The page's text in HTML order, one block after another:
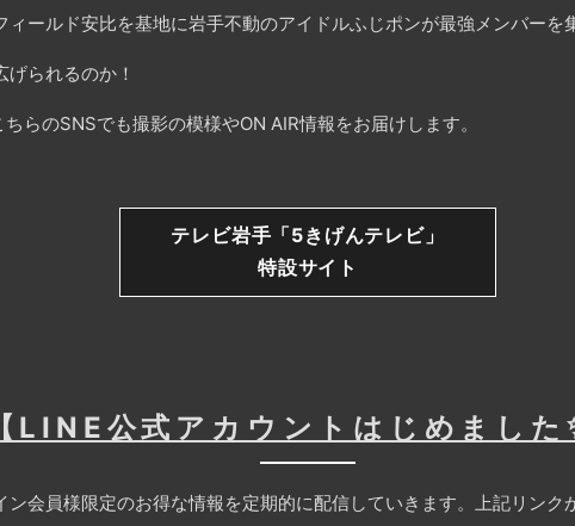
ィールド安比を基地に岩手不動のアイドルふじポンが最強メンバーを
られるのか！
らのSNSでも撮影の模様やON AIR情報をお届けします。
テレビ岩手「5きげんテレビ」
特設サイト
【LINE公式アカウントはじめました
ン会員様限定のお得な情報を定期的に配信していきます。上記リン